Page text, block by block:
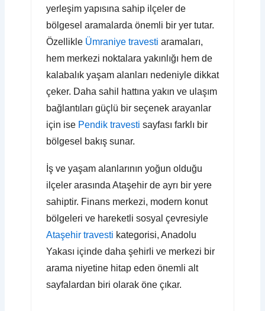
yerleşim yapısına sahip ilçeler de
bölgesel aramalarda önemli bir yer tutar.
Özellikle Ümraniye travesti aramaları,
hem merkezi noktalara yakınlığı hem de
kalabalık yaşam alanları nedeniyle dikkat
çeker. Daha sahil hattına yakın ve ulaşım
bağlantıları güçlü bir seçenek arayanlar
için ise Pendik travesti sayfası farklı bir
bölgesel bakış sunar.
İş ve yaşam alanlarının yoğun olduğu
ilçeler arasında Ataşehir de ayrı bir yere
sahiptir. Finans merkezi, modern konut
bölgeleri ve hareketli sosyal çevresiyle
Ataşehir travesti kategorisi, Anadolu
Yakası içinde daha şehirli ve merkezi bir
arama niyetine hitap eden önemli alt
sayfalardan biri olarak öne çıkar.